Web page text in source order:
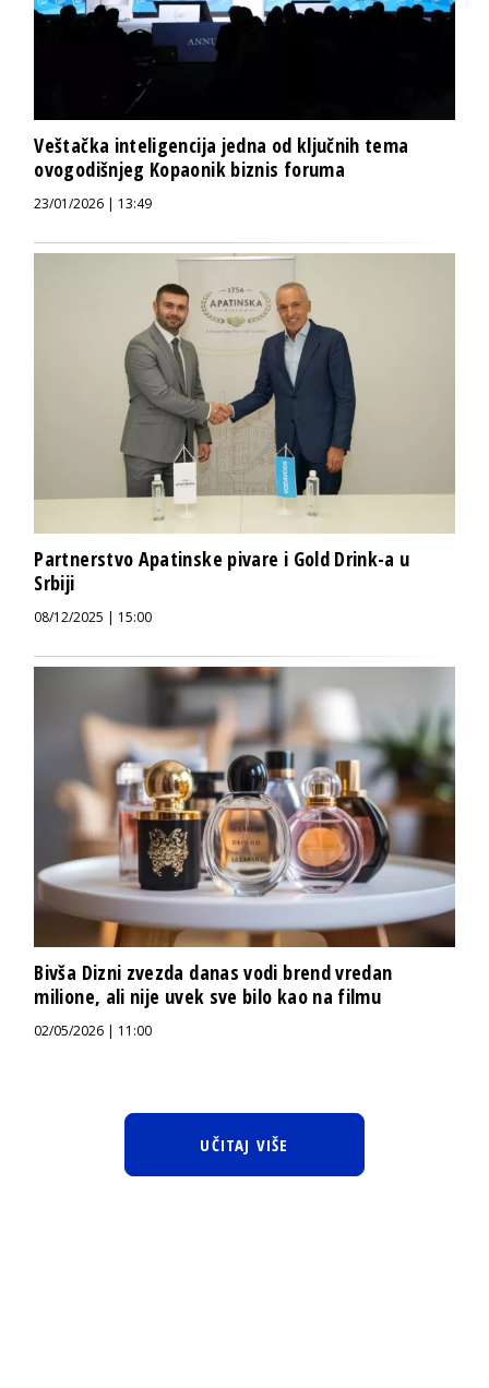
Veštačka inteligencija jedna od ključnih tema
ovogodišnjeg Kopaonik biznis foruma
23/01/2026 | 13:49
Partnerstvo Apatinske pivare i Gold Drink-a u
Srbiji
08/12/2025 | 15:00
Bivša Dizni zvezda danas vodi brend vredan
milione, ali nije uvek sve bilo kao na filmu
02/05/2026 | 11:00
UČITAJ VIŠE